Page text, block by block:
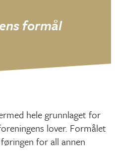
formål
hele grunnlaget for
lover. Formålet
for all annen